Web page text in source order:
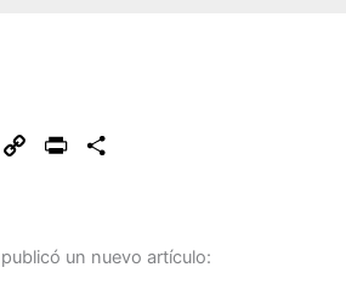
W
C
L
t
a
publicó un nuevo artículo: